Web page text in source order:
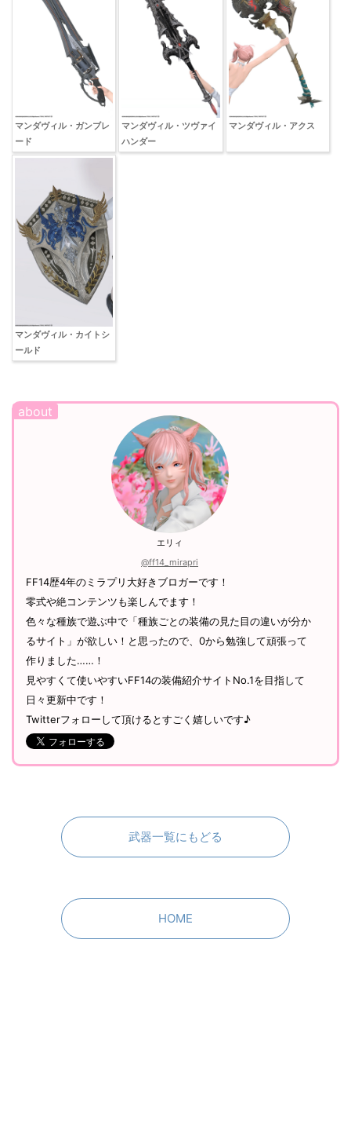
マンダヴィル・ガンブレ
ード
マンダヴィル・ツヴァイ
ハンダー
マンダヴィル・アクス
マンダヴィル・カイトシ
ールド
エリィ
@ff14_mirapri
FF14歴4年のミラプリ大好きブロガーです！
零式や絶コンテンツも楽しんでます！
色々な種族で遊ぶ中で「種族ごとの装備の見た目の違いが分か
るサイト」が欲しい！と思ったので、0から勉強して頑張って
作りました……！
見やすくて使いやすいFF14の装備紹介サイトNo.1を目指して
日々更新中です！
Twitterフォローして頂けるとすごく嬉しいです♪
武器一覧にもどる
HOME